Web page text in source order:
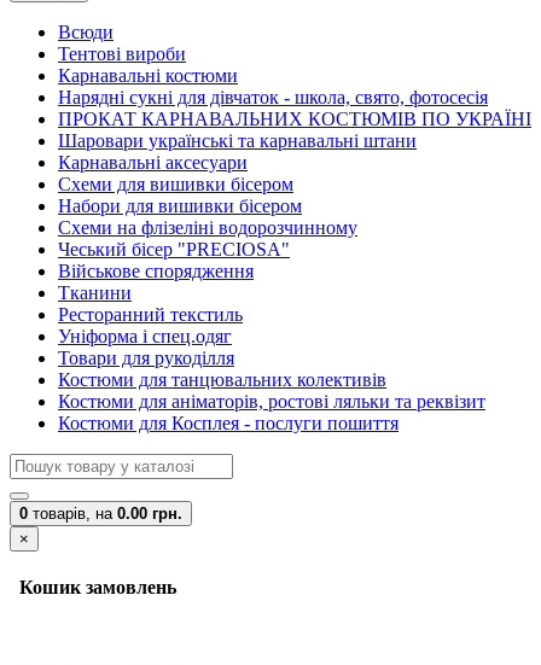
Всюди
Тентові вироби
Карнавальні костюми
Нарядні сукні для дівчаток - школа, свято, фотосесія
ПРОКАТ КАРНАВАЛЬНИХ КОСТЮМІВ ПО УКРАЇНІ
Шаровари українські та карнавальні штани
Карнавальні аксесуари
Схеми для вишивки бісером
Набори для вишивки бісером
Схеми на флізеліні водорозчинному
Чеський бісер "PRECIOSA"
Військове спорядження
Тканини
Ресторанний текстиль
Уніформа і спец.одяг
Товари для рукоділля
Костюми для танцювальних колективів
Костюми для аніматорів, ростові ляльки та реквізит
Костюми для Косплея - послуги пошиття
0 товарів, на 0.00 грн.
×
Кошик замовлень